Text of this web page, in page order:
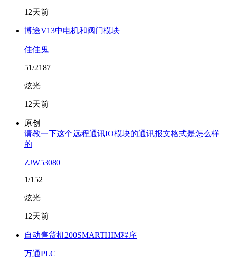
12天前
博途V13中电机和阀门模块
佳佳鬼
51/2187
炫光
12天前
原创
请教一下这个远程通讯IO模块的通讯报文格式是怎么样
的
ZJW53080
1/152
炫光
12天前
自动售货机200SMARTHIM程序
万通PLC